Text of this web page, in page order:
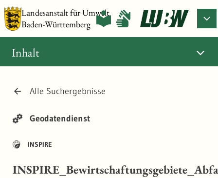
Landesanstalt für Umwelt
Baden-Württemberg
Alle Suchergebnisse
Geodatendienst
INSPIRE
Inhalt